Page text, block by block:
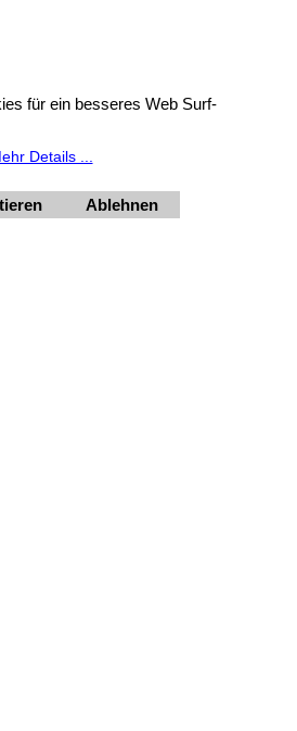
Geschäft bleibt von 3.8. bis
inklusive geschlossen.
Wien, Fischerstiege 4-8
für ein besseres Web Surf-
Details ...
Ablehnen